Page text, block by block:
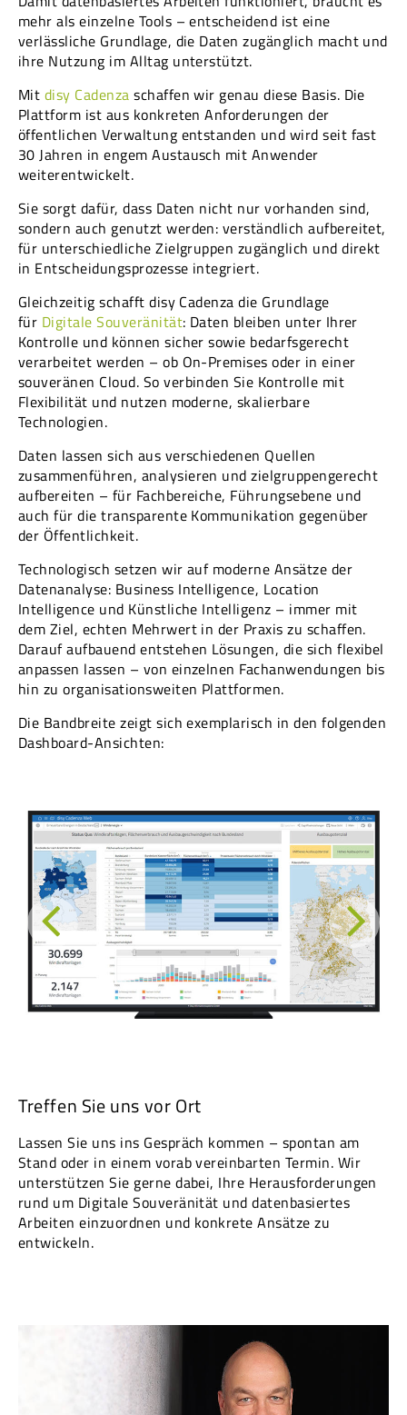
mehr als einzelne Tools – entscheidend ist eine
verlässliche Grundlage, die Daten zugänglich macht und
ihre Nutzung im Alltag unterstützt.
Mit disy Cadenza schaffen wir genau diese Basis. Die
Plattform ist aus konkreten Anforderungen der
öffentlichen Verwaltung entstanden und wird seit fast
30 Jahren in engem Austausch mit Anwender
weiterentwickelt.
Sie sorgt dafür, dass Daten nicht nur vorhanden sind,
sondern auch genutzt werden: verständlich aufbereitet,
für unterschiedliche Zielgruppen zugänglich und direkt
in Entscheidungsprozesse integriert.
Gleichzeitig schafft disy Cadenza die Grundlage
für Digitale Souveränität: Daten bleiben unter Ihrer
Kontrolle und können sicher sowie bedarfsgerecht
verarbeitet werden – ob On-Premises oder in einer
souveränen Cloud. So verbinden Sie Kontrolle mit
Flexibilität und nutzen moderne, skalierbare
Technologien.
Daten lassen sich aus verschiedenen Quellen
zusammenführen, analysieren und zielgruppengerecht
aufbereiten – für Fachbereiche, Führungsebene und
auch für die transparente Kommunikation gegenüber
der Öffentlichkeit.
Technologisch setzen wir auf moderne Ansätze der
Datenanalyse: Business Intelligence, Location
Intelligence und Künstliche Intelligenz – immer mit
dem Ziel, echten Mehrwert in der Praxis zu schaffen.
Darauf aufbauend entstehen Lösungen, die sich flexibel
anpassen lassen – von einzelnen Fachanwendungen bis
hin zu organisationsweiten Plattformen.
Die Bandbreite zeigt sich exemplarisch in den folgenden
Dashboard-Ansichten:
Treffen Sie uns vor Ort
Lassen Sie uns ins Gespräch kommen – spontan am
Stand oder in einem vorab vereinbarten Termin. Wir
unterstützen Sie gerne dabei, Ihre Herausforderungen
rund um Digitale Souveränität und datenbasiertes
Arbeiten einzuordnen und konkrete Ansätze zu
entwickeln.